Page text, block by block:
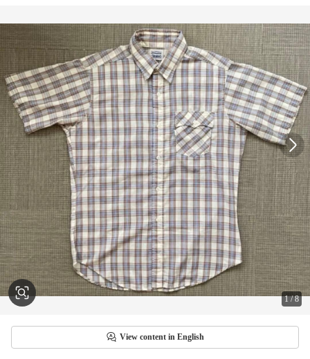
1/8
View content in English